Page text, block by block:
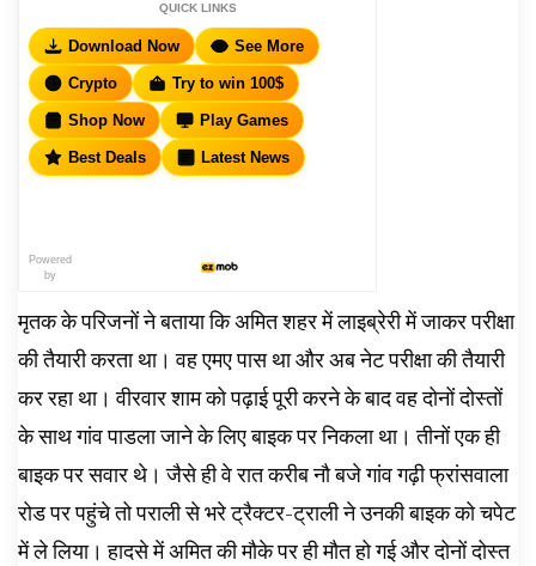
QUICK LINKS
Download Now See More
Crypto Try to win 100$
Shop Now Play Games
Best Deals Latest News
Powered
by
मृतक के परिजनों ने बताया कि अमित शहर में लाइब्रेरी में जाकर परीक्षा
की तैयारी करता था। वह एमए पास था और अब नेट परीक्षा की तैयारी
कर रहा था। वीरवार शाम को पढ़ाई पूरी करने के बाद वह दोनों दोस्तों
के साथ गांव पाडला जाने के लिए बाइक पर निकला था। तीनों एक ही
बाइक पर सवार थे। जैसे ही वे रात करीब नौ बजे गांव गढ़ी फ्रांसवाला
रोड पर पहुंचे तो पराली से भरे ट्रैक्टर-ट्राली ने उनकी बाइक को चपेट
में ले लिया। हादसे में अमित की मौके पर ही मौत हो गई और दोनों दोस्त